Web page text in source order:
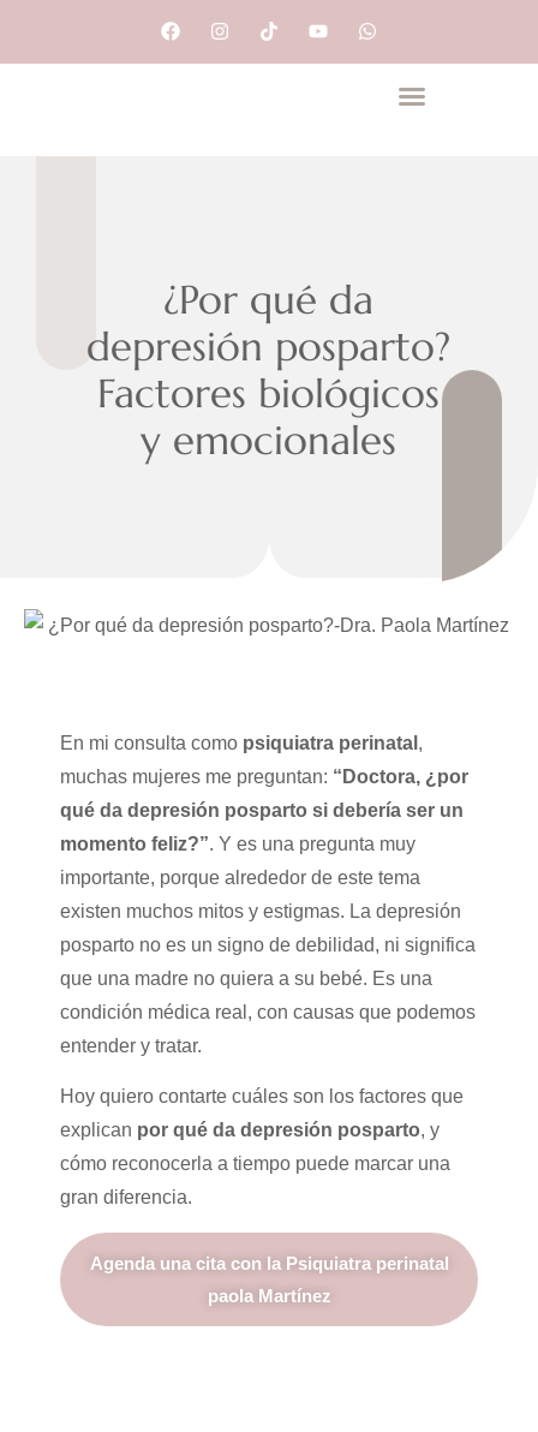
¿Por qué da
depresión posparto?
Factores biológicos
y emocionales
En mi consulta como psiquiatra perinatal ,
muchas mujeres me preguntan: “Doctora, ¿por
qué da depresión posparto si debería ser un
momento feliz?”. Y es una pregunta muy
importante, porque alrededor de este tema
existen muchos mitos y estigmas. La depresión
posparto no es un signo de debilidad, ni significa
que una madre no quiera a su bebé. Es una
condición médica real, con causas que podemos
entender y tratar.
Hoy quiero contarte cuáles son los factores que
explican por qué da depresión posparto, y
cómo reconocerla a tiempo puede marcar una
gran diferencia.
Agenda una cita con la Psiquiatra perinatal
paola Martínez